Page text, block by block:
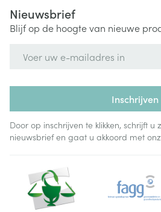
Nieuwsbrief
Blijf op de hoogte van nieuwe
Inschrijven
Door op inschrijven te klikken, schrijft u
nieuwsbrief en gaat u akkoord met